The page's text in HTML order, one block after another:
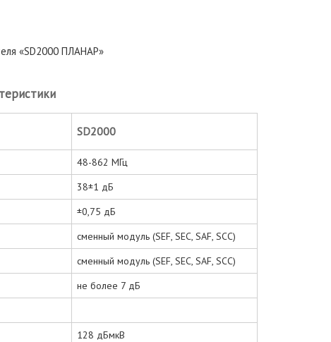
«SD2000 ПЛАНАР»
SD2000
48-862 МГц
38±1 дБ
±0,75 дБ
сменный модуль (SEF, SEC, SAF, SCC)
сменный модуль (SEF, SEC, SAF, SCC)
не более 7 дБ
128 дБмкВ